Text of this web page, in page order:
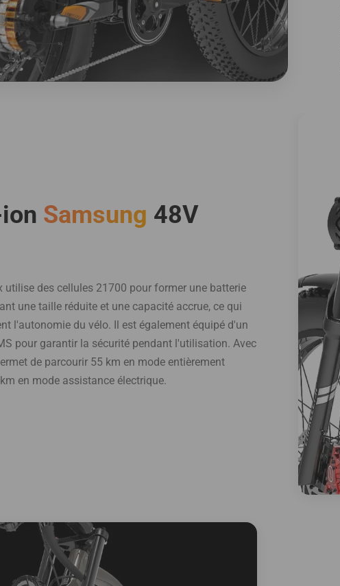
Samsung 48V
utilise des cellules 21700 pour former une batterie
une taille réduite et une capacité accrue, ce qui
l'autonomie du vélo. Il est également équipé d'un
pour garantir la sécurité pendant l'utilisation. Avec
de parcourir 55 km en mode entièrement
en mode assistance électrique.